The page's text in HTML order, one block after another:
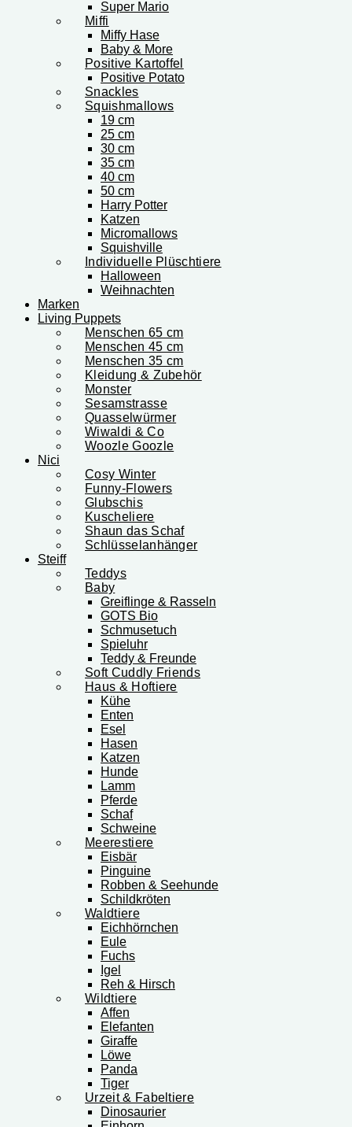
Super Mario
Miffi
Miffy Hase
Baby & More
Positive Kartoffel
Positive Potato
Snackles
Squishmallows
19 cm
25 cm
30 cm
35 cm
40 cm
50 cm
Harry Potter
Katzen
Micromallows
Squishville
Individuelle Plüschtiere
Halloween
Weihnachten
Marken
Living Puppets
Menschen 65 cm
Menschen 45 cm
Menschen 35 cm
Kleidung & Zubehör
Monster
Sesamstrasse
Quasselwürmer
Wiwaldi & Co
Woozle Goozle
Nici
Cosy Winter
Funny-Flowers
Glubschis
Kuscheliere
Shaun das Schaf
Schlüsselanhänger
Steiff
Teddys
Baby
Greiflinge & Rasseln
GOTS Bio
Schmusetuch
Spieluhr
Teddy & Freunde
Soft Cuddly Friends
Haus & Hoftiere
Kühe
Enten
Esel
Hasen
Katzen
Hunde
Lamm
Pferde
Schaf
Schweine
Meerestiere
Eisbär
Pinguine
Robben & Seehunde
Schildkröten
Waldtiere
Eichhörnchen
Eule
Fuchs
Igel
Reh & Hirsch
Wildtiere
Affen
Elefanten
Giraffe
Löwe
Panda
Tiger
Urzeit & Fabeltiere
Dinosaurier